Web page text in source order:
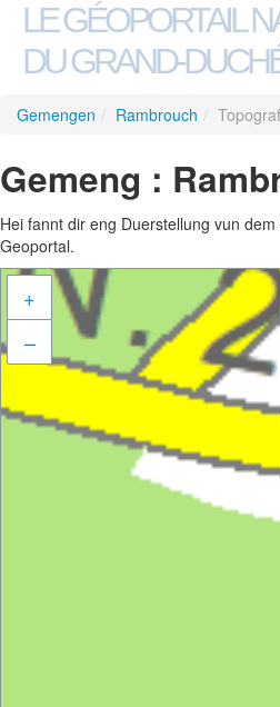
LE GÉOPORTAIL
DU GRAND-
Gemengen / Rambrouch /
Gemeng :
Hei fannt dir eng Duerstellung vun
Geoportal.
+
–